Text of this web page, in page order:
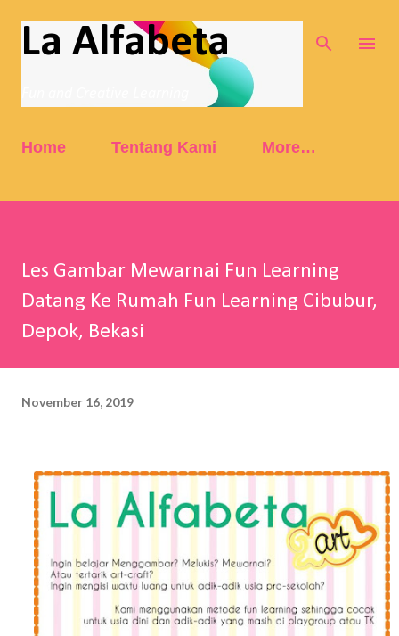
Skip to main content
La Alfabeta
Home Tentang Kami More…
Les Gambar Mewarnai Fun Learning
Datang Ke Rumah Fun Learning Cibubur,
Depok, Bekasi
November 16, 2019